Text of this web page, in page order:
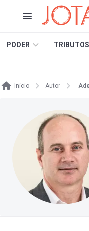
PODER TRIBUTOS
Início Autor